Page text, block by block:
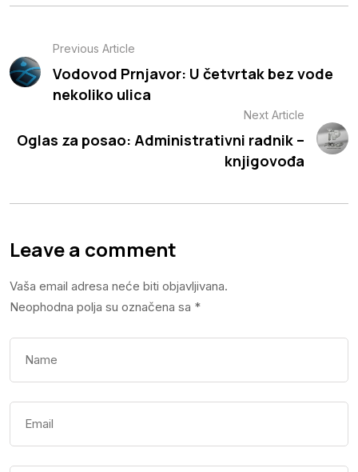
Previous Article
Vodovod Prnjavor: U četvrtak bez vode
nekoliko ulica
Next Article
Oglas za posao: Administrativni radnik –
knjigovođa
Leave a comment
Vaša email adresa neće biti objavljivana.
Neophodna polja su označena sa *